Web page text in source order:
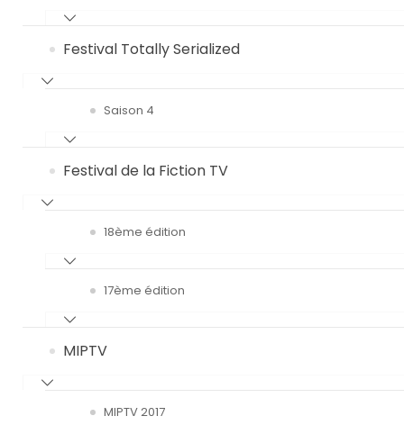
Festival Totally Serialized
Saison 4
Festival de la Fiction TV
18ème édition
17ème édition
MIPTV
MIPTV 2017